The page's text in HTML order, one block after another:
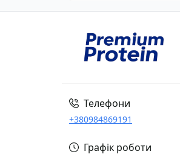
Телефони
+380984869191
Графік роботи